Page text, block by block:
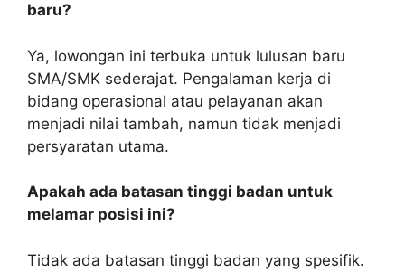
baru?
Ya, lowongan ini terbuka untuk lulusan baru
SMA/SMK sederajat. Pengalaman kerja di
bidang operasional atau pelayanan akan
menjadi nilai tambah, namun tidak menjadi
persyaratan utama.
Apakah ada batasan tinggi badan untuk
melamar posisi ini?
Tidak ada batasan tinggi badan yang spesifik.